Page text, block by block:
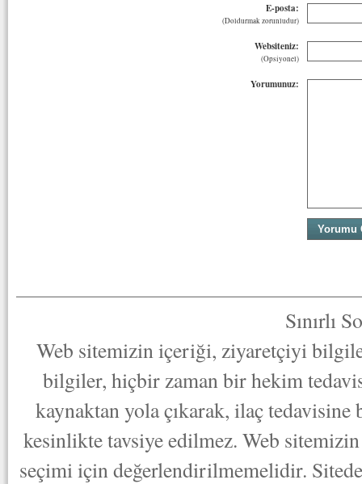
E-posta:
(Doldurmak zorunludur)
Websiteniz:
(Opsiyonel)
Yorumunuz:
Sınırlı
Web sitemizin içeriği, ziyaretçiyi
bilgiler, hiçbir zaman bir hekim
kaynaktan yola çıkarak, ilaç
kesinlikte tavsiye edilmez. Web
seçimi için değerlendirilmemelidir.